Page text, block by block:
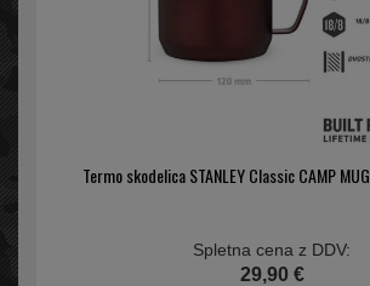
Termo skodelica STANLEY Classic CAMP
Spletna cena z DDV:
29,90 €